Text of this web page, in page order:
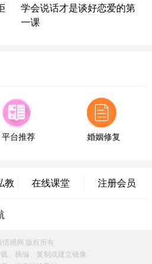
187****3359
138****9975
7分钟前
小任性 通过此页面咨询，已获得专属情感
135****7601
24分钟前
谢思明 通过此页面咨询，已获得专属情感
学会说话才是谈好恋爱的第
一课
平台推荐 婚姻修复
教 在线课堂 注册会员
感网 版权所有
、摘编、复制或建立镜像